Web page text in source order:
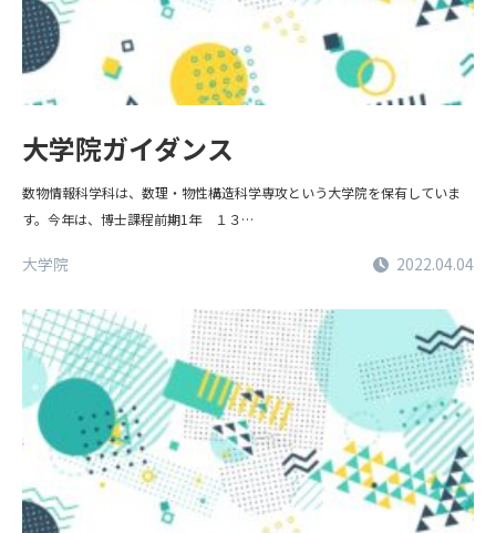
大学院ガイダンス
数物情報科学科は、数理・物性構造科学専攻という大学院を保有していま
す。今年は、博士課程前期1年 １３…
大学院 2022.04.04